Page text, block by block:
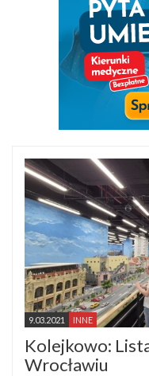
9.03.2021 INNE
Kolejkowo:
Wrocławiu